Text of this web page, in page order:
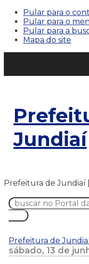
Pular para o
Pular para o
Pular para a
Mapa do site
Jundiaí
Prefeitura de Jundiaí
Prefeitura de
sábado, 13 de